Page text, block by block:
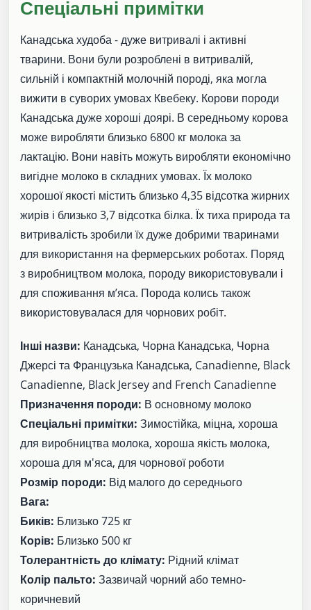
Спеціальні примітки
Канадська худоба - дуже витривалі і активні
тварини. Вони були розроблені в витривалій,
сильній і компактній молочній породі, яка могла
вижити в суворих умовах Квебеку. Корови породи
Канадська дуже хороші доярі. В середньому корова
може виробляти близько 6800 кг молока за
лактацію. Вони навіть можуть виробляти економічно
вигідне молоко в складних умовах. Їх молоко
хорошої якості містить близько 4,35 відсотка жирних
жирів і близько 3,7 відсотка білка. Їх тиха природа та
витривалість зробили їх дуже добрими тваринами
для використання на фермерських роботах. Поряд
з виробництвом молока, породу використовували і
для споживання м’яса. Порода колись також
використовувалася для чорнових робіт.
Інші назви: Канадська, Чорна Канадська, Чорна
Джерсі та Французька Канадська, Canadienne, Black
Canadienne, Black Jersey and French Canadienne
Призначення породи: В основному молоко
Спеціальні примітки: Зимостійка, міцна, хороша
для виробництва молока, хороша якість молока,
хороша для м'яса, для чорнової роботи
Розмір породи: Від малого до середнього
Вага:
Биків: Близько 725 кг
Корів: Близько 500 кг
Толерантність до клімату: Рідний клімат
Колір пальто: Зазвичай чорний або темно-
коричневий